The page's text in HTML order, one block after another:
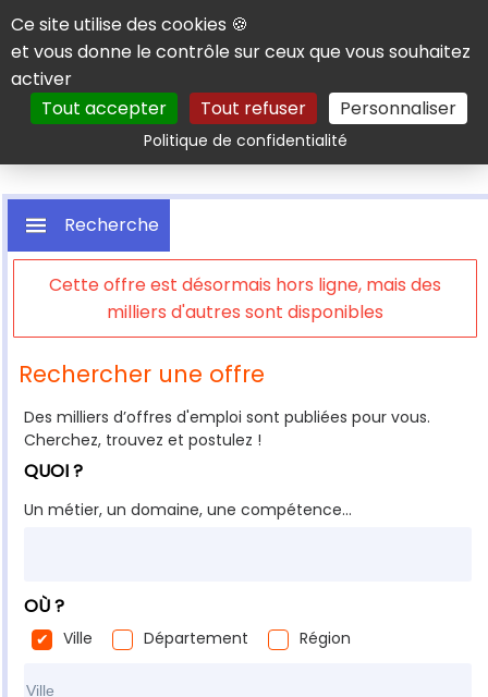
Panneau de gestion des cookies
Ce site utilise des cookies 🍪
et vous donne le contrôle sur ceux que vous souhaitez
activer
Tout accepter
Tout refuser Personnaliser
Politique de confidentialitéRechercher
Cette offre est désormais hors ligne, mais des
milliers d'autres sont disponibles
Recherche
Rechercher une offre
Des milliers d’offres d'emploi sont publiées pour vous.
Cherchez, trouvez et postulez !
QUOI ?
Un métier, un domaine, une compétence...
OÙ ?
Ville Département
Région